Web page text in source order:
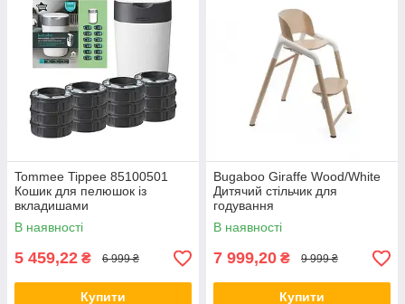
Tommee Tippee 85100501
Кошик для пелюшок із
вкладишами
В наявності
5 459,22 ₴ 6 999 ₴
Купити
Bugaboo Giraffe Wood/White
Дитячий стільчик для
годування
В наявності
7 999,20 ₴ 9 999 ₴
Купити